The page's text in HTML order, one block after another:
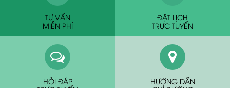
TƯ VẤN
MIỄN PHÍ
ĐẶT LỊCH
TRỰC TUYẾN
HỎI ĐÁP
HƯỚNG DẪN